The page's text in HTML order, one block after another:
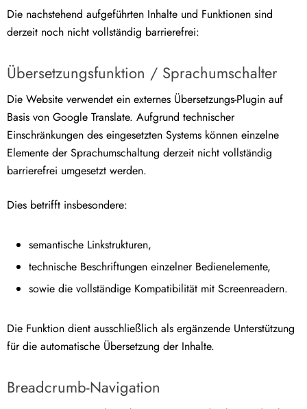
Die nachstehend aufgeführten Inhalte und Funktionen sind
derzeit noch nicht vollständig barrierefrei:
Übersetzungsfunktion / Sprachumschalter
Die Website verwendet ein externes Übersetzungs-Plugin auf
Basis von Google Translate. Aufgrund technischer
Einschränkungen des eingesetzten Systems können einzelne
Elemente der Sprachumschaltung derzeit nicht vollständig
barrierefrei umgesetzt werden.
Dies betrifft insbesondere:
semantische Linkstrukturen,
technische Beschriftungen einzelner Bedienelemente,
sowie die vollständige Kompatibilität mit Screenreadern.
Die Funktion dient ausschließlich als ergänzende Unterstützung
für die automatische Übersetzung der Inhalte.
Breadcrumb-Navigation